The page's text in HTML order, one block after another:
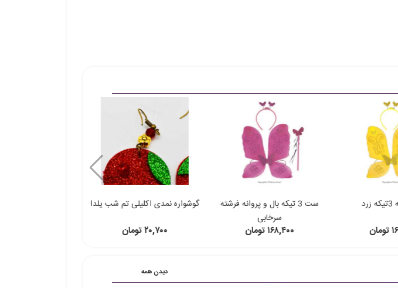
ست 3 تیکه بال و پروانه فرشته
سرخابی
۱۶۸,۴۰۰ تومان
گوشواره نمدی اکلیلی تم شب یلدا
۲۰,۷۰۰ تومان
دیدن همه